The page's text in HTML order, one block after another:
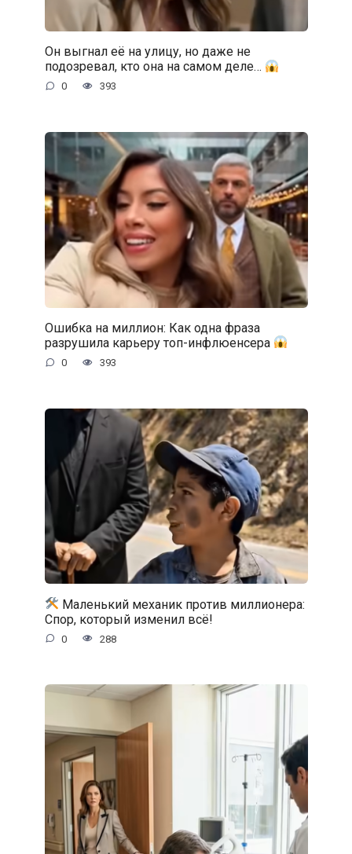
Он выгнал её на улицу, но даже не
подозревал, кто она на самом деле…
0 393
Ошибка на миллион: Как одна фраза
разрушила карьеру топ-инфлюенсера
0 393
Маленький механик против миллионера:
Спор, который изменил всё!
0 288